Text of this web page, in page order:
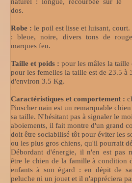
dos.
Robe : le poil est lisse et luisant, court.
: bleue, noire, divers tons de
marques feu.
Taille et poids : pour les mâles la taille
pour les femelles la taille est de 23.5 à
d'environ 3.5 Kg.
Caractéristiques et comportement :
Pinscher nain est un remarquable
sa taille. N'hésitant pas à signaler le
aboiements, il fait montre d'un grand
doit être sociabilisé tôt pour éviter les
ou les plus gros chiens, qu'il pourrait
Débordant d'énergie, il n'en est pas
être le chien de la famille à condition
enfants à son égard : en dépit de
peluche ni un jouet et il n'appréciera